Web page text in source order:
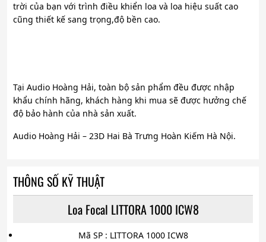
trời của bạn với trình điều khiển loa và loa hiệu suất cao
cũng thiết kế sang trọng,độ bền cao.
Tại Audio Hoàng Hải, toàn bộ sản phẩm đều được nhập
khẩu chính hãng, khách hàng khi mua sẽ được hưởng chế
độ bảo hành của nhà sản xuất.
Audio Hoàng Hải – 23D Hai Bà Trưng Hoàn Kiếm Hà Nội.
THÔNG SỐ KỸ THUẬT
Loa Focal LITTORA 1000 ICW8
Mã SP : LITTORA 1000 ICW8